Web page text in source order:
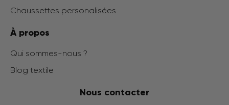
Chaussettes personalisées
À propos
Qui sommes-nous ?
Blog textile
Nous contacter